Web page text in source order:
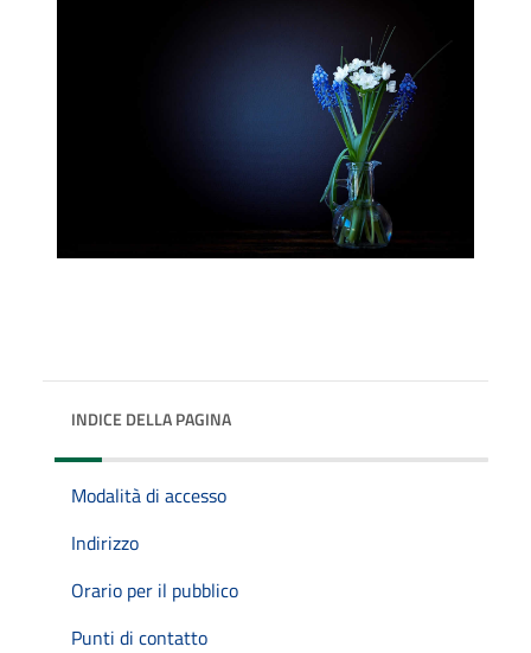
INDICE DELLA PAGINA
Modalità di accesso
Indirizzo
Orario per il pubblico
Punti di contatto